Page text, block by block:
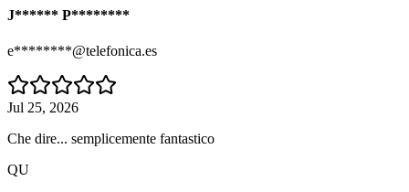
J****** P********
e********@telefonica.es
Jul 25, 2026
Che dire... semplicemente fantastico
QU